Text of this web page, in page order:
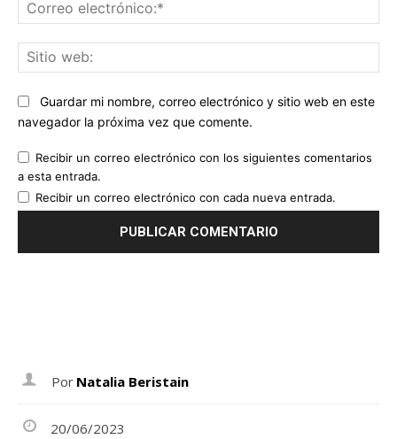
Guardar mi nombre, correo electrónico y sitio web en este
navegador la próxima vez que comente.
Recibir un correo electrónico con los siguientes comentarios
a esta entrada.
Recibir un correo electrónico con cada nueva entrada.
Por Natalia Beristain
20/06/2023